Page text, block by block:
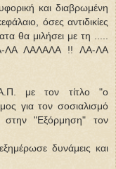
και διαβρωμένη
όσες αντιδικίες
θα μιλήσει με τη .....
ΛΑ ΛΑΛΑΛΑ !! ΛΑ-ΛΑ
με τον τίτλο "ο
για τον σοσιαλισμό
"Εξόρμηση" τον
δυνάμεις και